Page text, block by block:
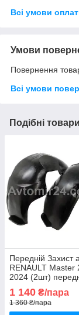
Всі умови
Умови
Повернення
Всі умови
Подібні
Передній Захист
RENAULT Master
2024 (2шт)
2010 пара
1 140 ₴/пара
1 360 ₴/пара